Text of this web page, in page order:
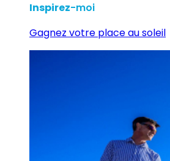
Inspirez-moi
Gagnez votre place au soleil